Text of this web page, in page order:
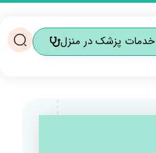
خدمات پزشک در منزل